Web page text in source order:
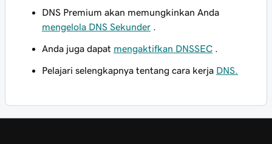
DNS Premium akan memungkinkan Anda
mengelola DNS Sekunder
Anda juga dapat mengaktifkan DNSSEC
Pelajari selengkapnya tentang cara kerja DNS.